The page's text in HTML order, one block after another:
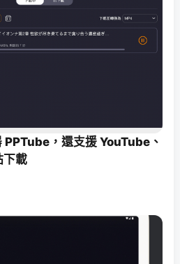
，還支援 YouTube、
下載